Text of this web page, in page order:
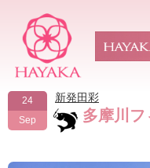
24
Sep
新発田彩
多摩川